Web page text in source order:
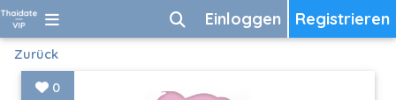
Registrieren
Einloggen
Zurück
0